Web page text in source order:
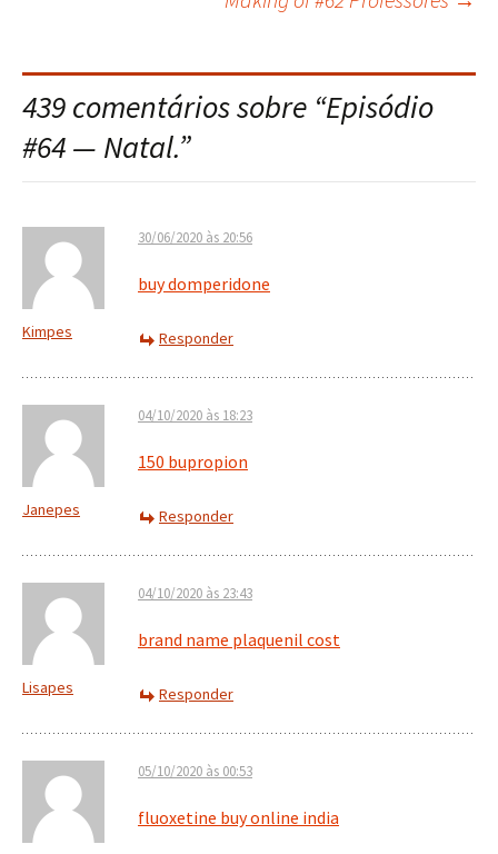
do
post
439 comentários sobre “Episódio
#64 — Natal.”
Kimpes
30/06/2020 às 20:56
buy domperidone
Responder
Janepes
04/10/2020 às 18:23
150 bupropion
Responder
Lisapes
04/10/2020 às 23:43
brand name plaquenil cost
Responder
05/10/2020 às 00:53
fluoxetine buy online india